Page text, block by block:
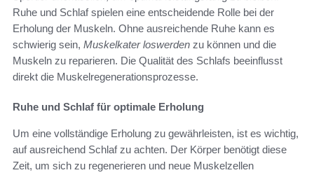
Ruhe und Schlaf spielen eine entscheidende Rolle bei der
Erholung der Muskeln. Ohne ausreichende Ruhe kann es
schwierig sein, Muskelkater loswerden zu können und die
Muskeln zu reparieren. Die Qualität des Schlafs beeinflusst
direkt die Muskelregenerationsprozesse.
Ruhe und Schlaf für optimale Erholung
Um eine vollständige Erholung zu gewährleisten, ist es wichtig,
auf ausreichend Schlaf zu achten. Der Körper benötigt diese
Zeit, um sich zu regenerieren und neue Muskelzellen